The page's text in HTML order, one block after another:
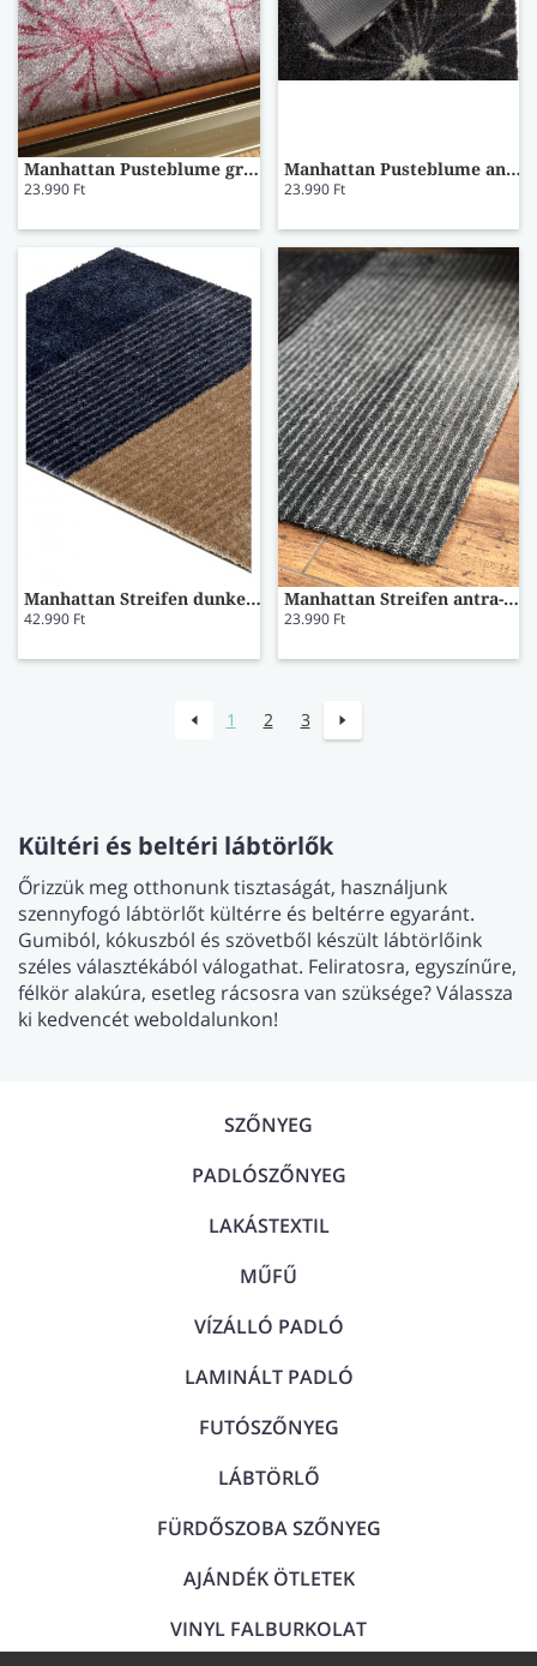
Manhattan Pusteblume grau-rose lábtörlő 50x70
23.990 Ft
Manhattan Pusteblume antra-mint lábtörlő 50x70
23.990 Ft
Manhattan Streifen dunkelblau lábtörlő 67x100
42.990 Ft
Manhattan Streifen antra-grau lábtörlő 50x70
23.990 Ft
1 2 3
Kültéri és beltéri lábtörlők
Őrizzük meg otthonunk tisztaságát, használjunk
szennyfogó lábtörlőt kültérre és beltérre egyaránt.
Gumiból, kókuszból és szövetből készült lábtörlőink
széles választékából válogathat. Feliratosra, egyszínűre,
félkör alakúra, esetleg rácsosra van szüksége? Válassza
ki kedvencét weboldalunkon!
SZŐNYEG
PADLÓSZŐNYEG
LAKÁSTEXTIL
MŰFŰ
VÍZÁLLÓ PADLÓ
LAMINÁLT PADLÓ
FUTÓSZŐNYEG
LÁBTÖRLŐ
FÜRDŐSZOBA SZŐNYEG
AJÁNDÉK ÖTLETEK
VINYL FALBURKOLAT